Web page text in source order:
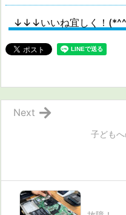
↓↓↓いいね宜しく！
子ども
Next